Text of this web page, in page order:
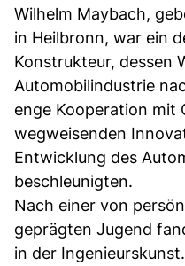
Wilhelm Maybach,
in Heilbronn, war ein
Konstrukteur, dessen
Automobilindustrie
enge Kooperation mit
wegweisenden
Entwicklung des
beschleunigten.
Nach einer von
geprägten Jugend
in der